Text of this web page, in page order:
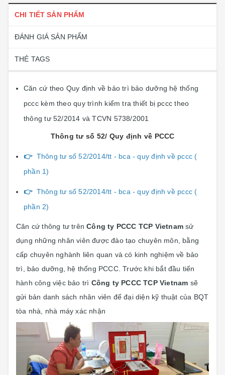
CHI TIẾT SẢN PHẨM
ĐÁNH GIÁ SẢN PHẨM
THẺ TAGS
Căn cứ theo Quy định về bảo trì bảo dưỡng hệ thống
pccc kèm theo quy trình kiểm tra thiết bị pccc theo
thông tư 52/2014 và TCVN 5738/2001
Thông tư số 52/ Quy định về PCCC
👉 Thông tư số 52/2014/tt - bca - quy định về pccc (
phần 1)
👉 Thông tư số 52/2014/tt - bca - quy định về pccc (
phần 2)
Căn cứ thông tư trênCông ty PCCC TCP Vietnam sử
dụng những nhân viên được đào tạo chuyên môn, bằng
cấp chuyên nghành liên quan và có kinh nghiệm về bảo
trì, bảo dưỡng, hệ thống PCCC. Trước khi bắt đầu tiến
hành công việc bảo trì Công ty PCCC TCP Vietnam sẽ
gửi bản danh sách nhân viên để đại diện kỹ thuật của BQT
tòa nhà, nhà máy xác nhận